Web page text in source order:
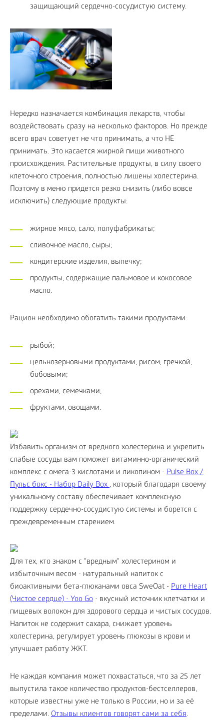
защищающий сердечно-сосудистую систему.
Нередко назначается комбинация лекарств, чтобы
воздействовать сразу на несколько факторов. Но прежде
всего врач советует не что принимать, а что НЕ
принимать. Это касается жирной пищи животного
происхождения. Растительные продукты, в силу своего
клеточного строения, полностью лишены холестерина.
Поэтому в меню придется резко снизить (либо вовсе
исключить) следующие продукты:
жирное мясо, сало, полуфабрикаты;
сливочное масло, сыры;
кондитерские изделия, выпечку;
продукты, содержащие пальмовое и кокосовое
масло.
Рацион необходимо обогатить такими продуктами:
рыбой;
цельнозерновыми продуктами, рисом, гречкой,
бобовыми;
орехами, семечками;
фруктами, овощами.
Избавить организм от вредного холестерина и укрепить
слабые сосуды вам поможет витаминно-органический
комплекс с омега-3 кислотами и ликопином - Pulse Box /
Пульс бокс - Набор Daily Box, который благодаря своему
уникальному составу обеспечивает комплексную
поддержку сердечно-сосудистую системы и борется с
преждевременным старением.
Для тех, кто знаком с "вредным" холестерином и
избыточным весом - натуральный напиток с
биоактивными бета-глюканами овса SweOat - Pure Heart
(Чистое сердце) - Yoo Gо - вкусный источник клетчатки и
пищевых волокон для здорового сердца и чистых сосудов.
Напиток не содержит сахара, снижает уровень
холестерина, регулирует уровень глюкозы в крови и
улучшает работу ЖКТ.
Не каждая компания может похвастаться, что за 25 лет
выпустила такое количество продуктов-бестселлеров,
которые известны уже не только в России, но и за её
пределами. Отзывы клиентов говорят сами за себя.